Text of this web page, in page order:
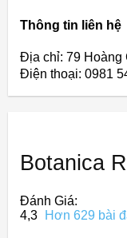
Thông tin liên hệ
Địa chỉ: 79 Hoàng
Điện thoại: 0981
Botanica
Đánh Giá:
4,3
Hơn 629 bài